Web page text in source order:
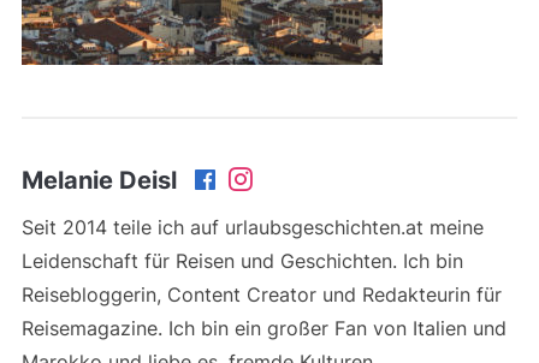
Melanie Deisl
Seit 2014 teile ich auf urlaubsgeschichten.at meine
Leidenschaft für Reisen und Geschichten. Ich bin
Reisebloggerin, Content Creator und Redakteurin für
Reisemagazine. Ich bin ein großer Fan von Italien und